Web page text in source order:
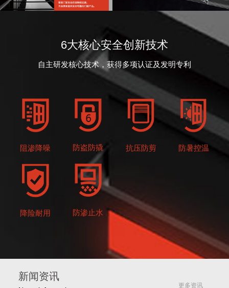
6大核心安全创新技术
自主研发核心技术，获得多项认证及发明专利
阻渗降噪 防盗防撬 抗压防剪 防暑控温
降险耐用 防渗止水
更多资讯
新闻资讯